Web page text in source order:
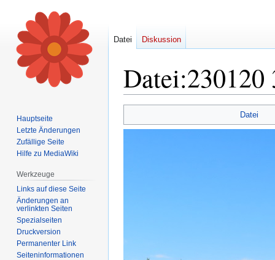
Datei:230120
Navigation
Suche
Datei
Datei Diskussion
Hauptseite
Letzte Änderungen
Zufällige Seite
Hilfe zu MediaWiki
Werkzeuge
Links auf diese Seite
Änderungen an
verlinkten Seiten
Spezialseiten
Druckversion
Permanenter Link
Seiten­informationen